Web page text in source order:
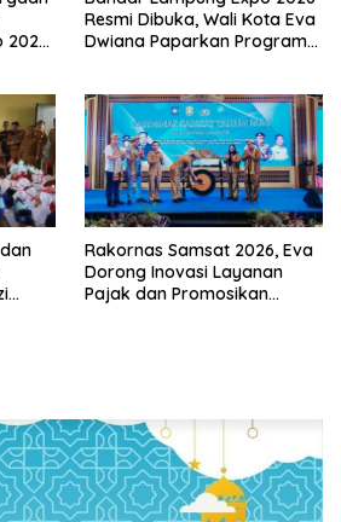
Resmi Dibuka, Wali Kota Eva
Dwiana Paparkan Program
Lampung
Rakornas Samsat 2026, Eva
Dorong Inovasi Layanan
Pajak dan Promosikan